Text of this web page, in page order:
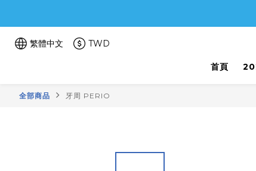
繁體中文 TWD
首頁
全部商品 牙周 PERIO